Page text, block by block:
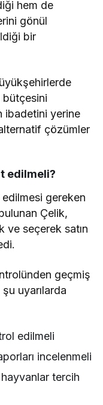
hem de
gönül
bir
bütçesini
ibadetini yerine
çözümler
edilmeli?
edilmesi gereken
Çelik,
ve seçerek satın
geçmiş
uyarılarda
edilmeli
incelenmeli
hayvanlar tercih